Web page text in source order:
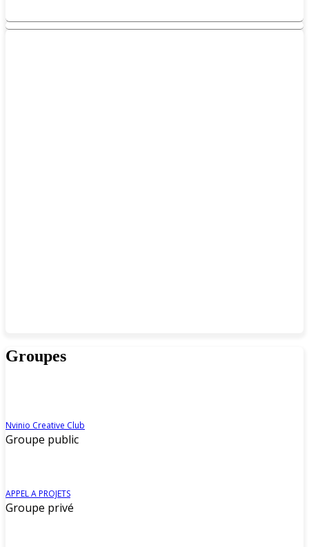
Groupes
Nvinio Creative Club
Groupe public
APPEL A PROJETS
Groupe privé